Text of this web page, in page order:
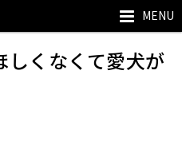
MENU
しくなくて愛犬が